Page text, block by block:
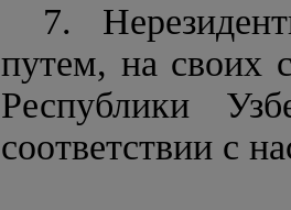
7.
путем, на своих
Республики
соответствии с